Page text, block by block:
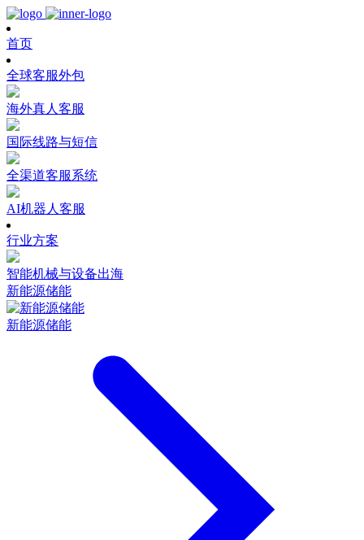
首页
全球客服外包
海外真人客服
国际线路与短信
全渠道客服系统
AI机器人客服
行业方案
智能机械与设备出海
新能源储能
新能源储能